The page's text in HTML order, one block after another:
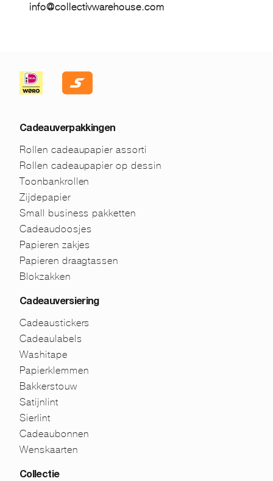
info@collectivwarehouse.com
Cadeauverpakkingen
Rollen cadeaupapier assorti
Rollen cadeaupapier op dessin
Toonbankrollen
Zijdepapier
Small business pakketten
Cadeaudoosjes
Papieren zakjes
Papieren draagtassen
Blokzakken
Cadeauversiering
Cadeaustickers
Cadeaulabels
Washitape
Papierklemmen
Bakkerstouw
Satijnlint
Sierlint
Cadeaubonnen
Wenskaarten
Collectie